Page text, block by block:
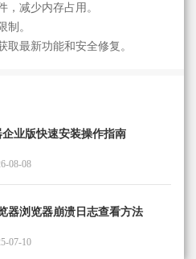
，减少内存占用。
制。
取最新功能和安全修复。
业版快速安装操作指南
08-08
器浏览器崩溃日志查看方法
07-10